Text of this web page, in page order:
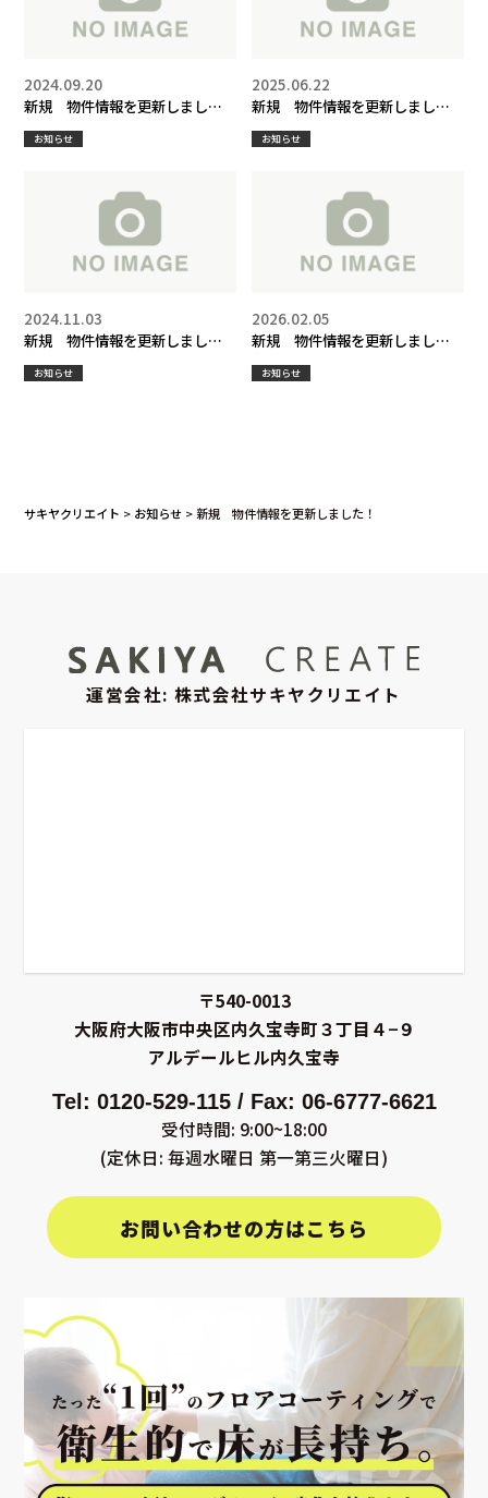
新規 物件情報を更新しまし
た！
2024.09.20
お知らせ
新規 物件情報を更新しまし
た！
2025.06.22
お知らせ
新規 物件情報を更新しまし
た！
2024.11.03
お知らせ
新規 物件情報を更新しまし
た！
2026.02.05
お知らせ
サキヤクリエイト > お知らせ >新規 物件情報を更新しました！
運営会社: 株式会社サキヤクリエイト
〒540-0013
大阪府大阪市中央区内久宝寺町３丁目４−９
アルデールヒル内久宝寺
Tel: 0120-529-115 / Fax: 06-6777-6621
受付時間: 9:00~18:00
(定休日: 毎週水曜日 第一第三火曜日)
お問い合わせの方はこちら